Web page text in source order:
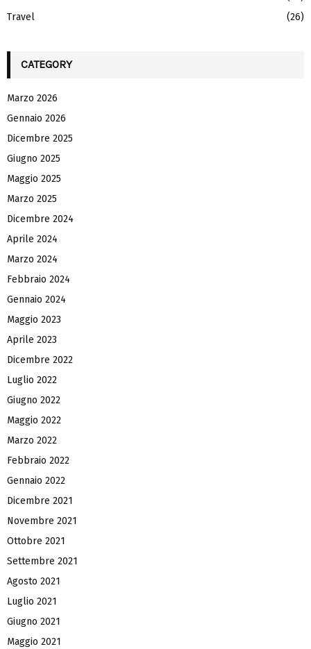
Travel
(26)
CATEGORY
Marzo 2026
Gennaio 2026
Dicembre 2025
Giugno 2025
Maggio 2025
Marzo 2025
Dicembre 2024
Aprile 2024
Marzo 2024
Febbraio 2024
Gennaio 2024
Maggio 2023
Aprile 2023
Dicembre 2022
Luglio 2022
Giugno 2022
Maggio 2022
Marzo 2022
Febbraio 2022
Gennaio 2022
Dicembre 2021
Novembre 2021
Ottobre 2021
Settembre 2021
Agosto 2021
Luglio 2021
Giugno 2021
Maggio 2021